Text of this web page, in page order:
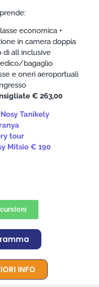
economica +
in camera doppia
di all inclusive
bagaglio
e oneri aeroportuali
€ 263,00
Tanikely
tour
Mitsio € 190
INFO